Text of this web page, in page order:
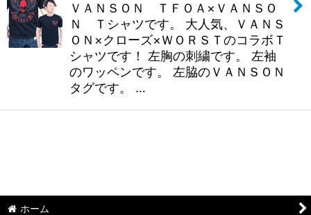
ＶＡＮＳＯＮ ＴＦＯＡ×ＶＡＮＳＯ
Ｎ Ｔシャツです。 大人気、ＶＡＮＳ
ＯＮ×クローズ×ＷＯＲＳＴのコラボＴ
シャツです！ 左胸の刺繍です。 左袖
のワッペンです。 左脇のＶＡＮＳＯＮ
タグです。 …
ホーム